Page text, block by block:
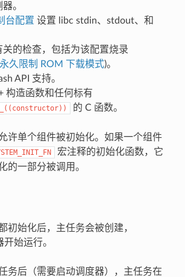
。
台配置 设置 libc stdin、stdout、和
关的检查，包括为该配置烧录
永久限制 ROM 下载模式)。
API 支持。
构造函数和任何标有
的 C 函数。
许单个组件被初始化。如果一个组件
宏注释的初始化函数，它
的一部分被调用。
初始化后，主任务会被创建，
开始运行。
务后（需要启动调度器），主任务在